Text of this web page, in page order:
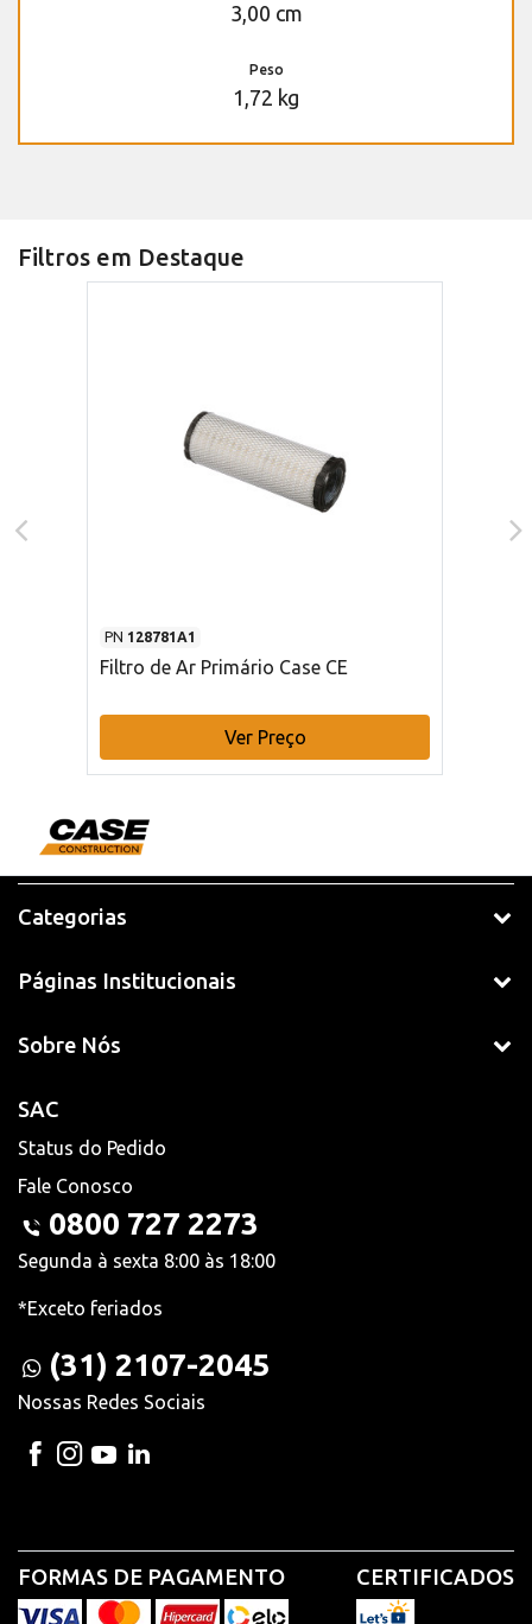
3,00 cm
Peso
1,72 kg
Filtros em Destaque
PN 128781A1
Filtro de Ar Primário Case CE
Ver Preço
Categorias
Páginas Institucionais
Sobre Nós
SAC
Status do Pedido
Fale Conosco
0800 727 2273
Segunda à sexta 8:00 às 18:00
*Exceto feriados
(31) 2107-2045
Nossas Redes Sociais
FORMAS DE PAGAMENTO CERTIFICADOS